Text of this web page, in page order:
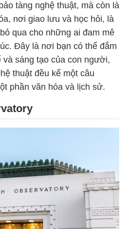
tàng nghệ thuật, mà còn là
nơi giao lưu và học hỏi, là
qua cho những ai đam mê
Đây là nơi bạn có thể đắm
sáng tạo của con người,
thuật đều kể một câu
phần văn hóa và lịch sử.